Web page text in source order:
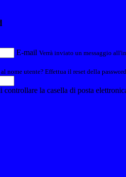
E-mail Verrà inviato un messaggio
nome utente? Effettua il reset della
controllare la casella di posta